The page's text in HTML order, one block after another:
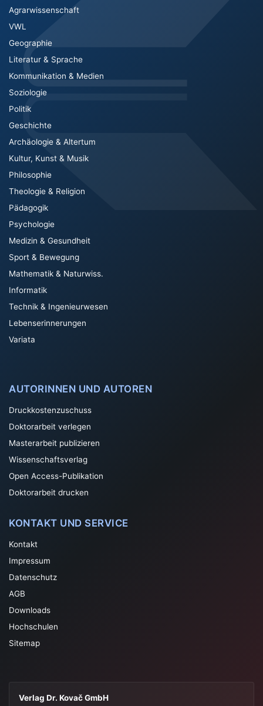
Agrarwissenschaft
VWL
Geographie
Literatur & Sprache
Kommunikation & Medien
Soziologie
Politik
Geschichte
Archäologie & Altertum
Kultur, Kunst & Musik
Philosophie
Theologie & Religion
Pädagogik
Psychologie
Medizin & Gesundheit
Sport & Bewegung
Mathematik & Naturwiss.
Informatik
Technik & Ingenieurwesen
Lebenserinnerungen
Variata
AUTORINNEN UND AUTOREN
Druckkostenzuschuss
Doktorarbeit verlegen
Masterarbeit publizieren
Wissenschaftsverlag
Open Access-Publikation
Doktorarbeit drucken
KONTAKT UND SERVICE
Kontakt
Impressum
Datenschutz
AGB
Downloads
Hochschulen
Sitemap
Verlag Dr. Kovač GmbH